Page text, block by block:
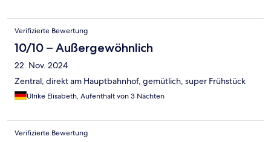
Verifizierte Bewertung
10/10 – Außergewöhnlich
22. Nov. 2024
Zentral, direkt am Hauptbahnhof, gemütlich, super Frühstück
Ulrike Elisabeth, Aufenthalt von 3 Nächten
Verifizierte Bewertung